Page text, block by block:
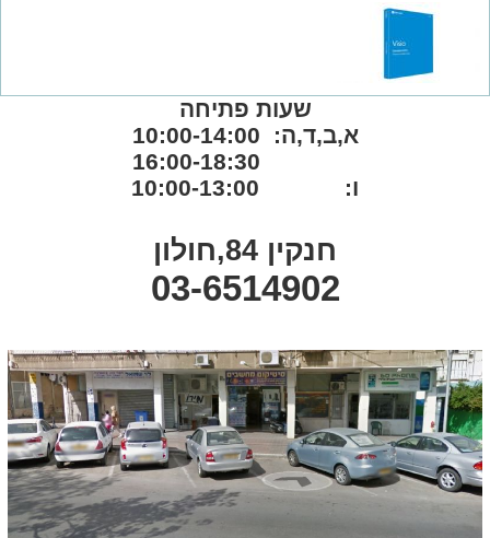
שעות פתיחה
א,ב,ד,ה: 10:00-14:00
ו: 10:00-13:00
חנקין 84,חולון
03-6514902